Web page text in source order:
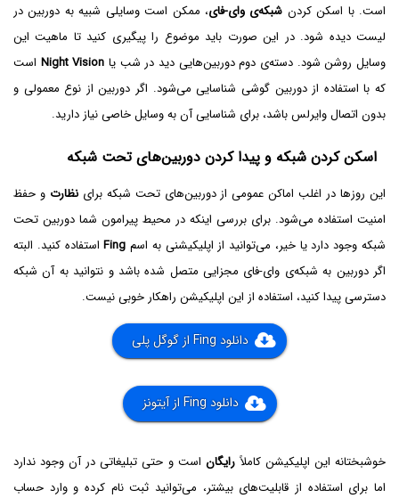
است. با اسکن کردن شبکه‌ی وای-فای، ممکن است وسایلی شبیه به دوربین در
لیست دیده شود. در این صورت باید موضوع را پیگیری کنید تا ماهیت این
وسایل روشن شود. دسته‌ی دوم دوربین‌هایی دید در شب یا Night Vision است
که با استفاده از دوربین گوشی شناسایی می‌شود. اگر دوربین از نوع معمولی و
بدون اتصال وایرلس باشد، برای شناسایی آن به وسایل خاصی نیاز دارید.
اسکن کردن شبکه و پیدا کردن دوربین‌های تحت شبکه
این روزها در اغلب اماکن عمومی از دوربین‌های تحت شبکه براینظارت و حفظ
امنیت استفاده می‌شود. برای بررسی اینکه در محیط پیرامون شما دوربین تحت
شبکه وجود دارد یا خیر، می‌توانید از اپلیکیشنی به اسم Fingاستفاده کنید. البته
اگر دوربین به شبکه‌ی وای-فای مجزایی متصل شده باشد و نتوانید به آن شبکه
دسترسی پیدا کنید، استفاده از این اپلیکیشن راهکار خوبی نیست.
دانلود Fing از گوگل پلی
دانلود Fing از آیتونز
خوشبختانه این اپلیکیشن کاملاًرایگان است و حتی تبلیغاتی در آن وجود ندارد
اما برای استفاده از قابلیت‌های بیشتر، می‌توانید ثبت نام کرده و وارد حساب